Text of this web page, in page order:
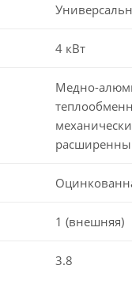
4 кВт
Медно-
механически
1 (внешняя)
3.8